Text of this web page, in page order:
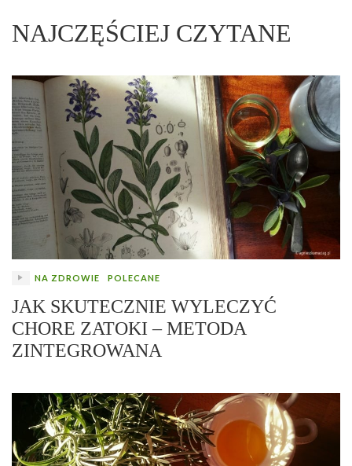
NAJCZĘŚCIEJ CZYTANE
NA ZDROWIE POLECANE
JAK SKUTECZNIE WYLECZYĆ
CHORE ZATOKI – METODA
ZINTEGROWANA